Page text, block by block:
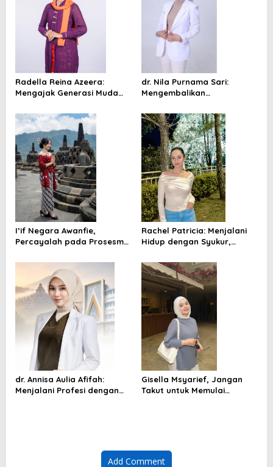
Radella Reina Azeera:
Mengajak Generasi Muda
Menulis Ceritanya Sendiri
dr. Nila Purnama Sari:
Mengembalikan
Menghadirkan Versi Terbaik
Diri
I’if Negara Awanfie,
Percayalah pada Prosesmu,
Rachel Patricia: Menjalani
Hidup dengan Syukur,
Semangat untuk Terus
Bertumbuh
dr. Annisa Aulia Afifah:
Menjalani Profesi dengan
Gisella Msyarief, Jangan
Takut untuk Memulai
Add Comment